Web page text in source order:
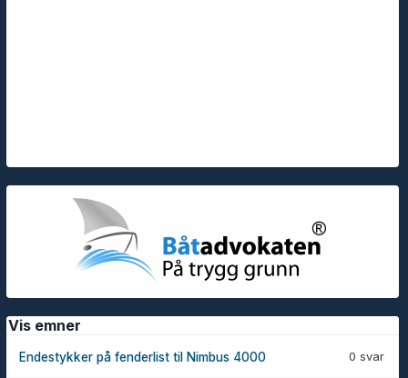
Vis emner
0 svar
Endestykker på fenderlist til Nimbus 4000